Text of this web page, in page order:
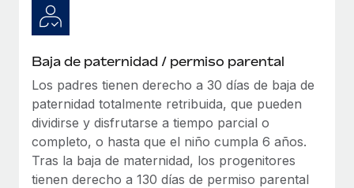
Baja de paternidad / permiso parental
Los padres tienen derecho a 30 días de baja de
paternidad totalmente retribuida, que pueden
dividirse y disfrutarse a tiempo parcial o
completo, o hasta que el niño cumpla 6 años.
Tras la baja de maternidad, los progenitores
tienen derecho a 130 días de permiso parental